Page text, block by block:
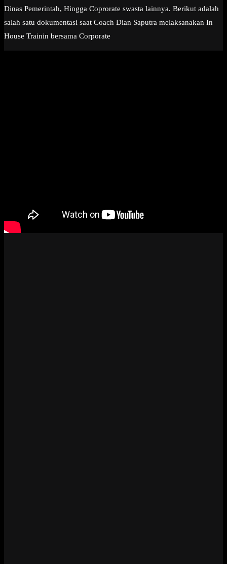
Dinas Pemerintah, Hingga Coprorate swasta lainnya. Berikut adalah
salah satu dokumentasi saat Coach Dian Saputra melaksanakan In
House Trainin bersama Corporate